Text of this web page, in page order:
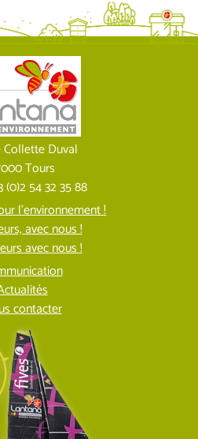
Duval
Tours
(0)2 54 32 35 88
l’environnement !
avec nous !
avec nous !
contacter